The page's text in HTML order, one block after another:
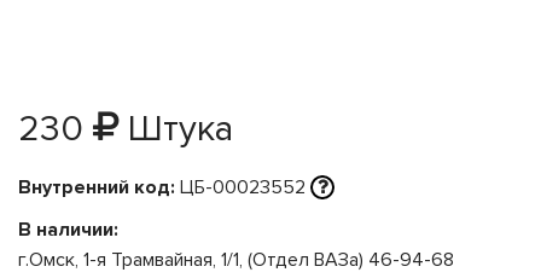
230 Штука
Внутренний код: ЦБ-00023552
В наличии:
г.Омск, 1-я Трамвайная, 1/1, (Отдел ВАЗа) 46-94-68